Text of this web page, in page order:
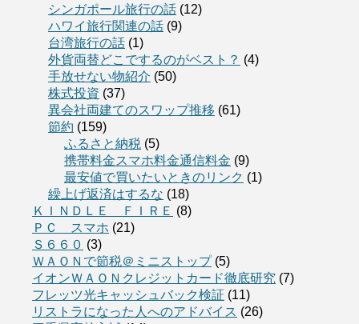
シンガポール旅行の話 (12)
ハワイ旅行関連の話 (9)
台湾旅行の話 (1)
外貨両替どこでするのがベスト？ (4)
手放せない物紹介 (50)
株式投資 (37)
異会社両建てのスワップ推移 (61)
節約 (159)
ふるさと納税 (5)
携帯料金スマホ料金通信料金 (9)
最安値で買いたいときのリンク (1)
繰上げ返済はするな (18)
ＫＩＮＤＬＥ ＦＩＲＥ (8)
ＰＣ スマホ (21)
Ｓ６６０ (3)
ＷＡＯＮで節税＠ミニストップ(5)
イオンＷＡＯＮクレジットカード徹底研究 (7)
フレッツ光キャッシュバック検証 (11)
リストラになった人へのアドバイス (26)